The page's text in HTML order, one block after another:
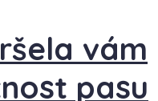
vám
pasu